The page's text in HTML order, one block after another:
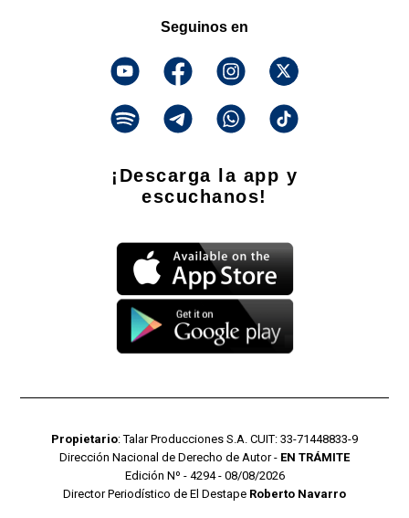
Seguinos en
¡Descarga la app y
escuchanos!
Propietario: Talar Producciones S.A. CUIT: 33-71448833-9
Dirección Nacional de Derecho de Autor - EN TRÁMITE
Edición Nº - 4294 - 08/08/2026
Director Periodístico de El Destape Roberto Navarro